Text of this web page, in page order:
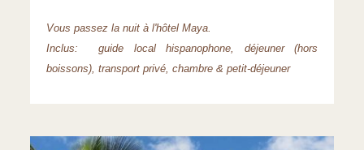
Vous passez la nuit à l'hôtel Maya.
Inclus: guide local hispanophone, déjeuner (hors
boissons), transport privé, chambre & petit-déjeuner